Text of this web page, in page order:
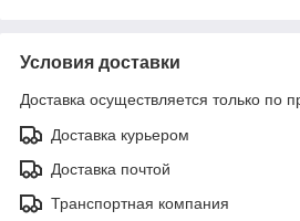
Условия доставки
Доставка осуществляется только по
Доставка курьером
Доставка почтой
Транспортная компания